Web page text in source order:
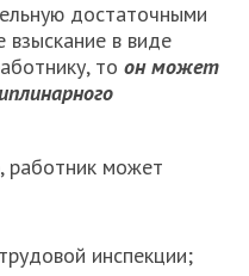
достаточными
взыскание в виде
тоон может
работник может
инспекции;